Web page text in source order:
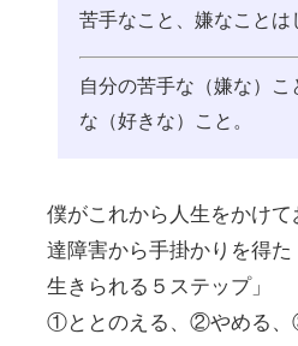
苦手なこと、嫌なことは
自分の苦手な（嫌な）
な（好きな）こと。
僕がこれから人生をかけ
達障害から手掛かりを得た
生きられる５ステップ」
①ととのえる、②やめる